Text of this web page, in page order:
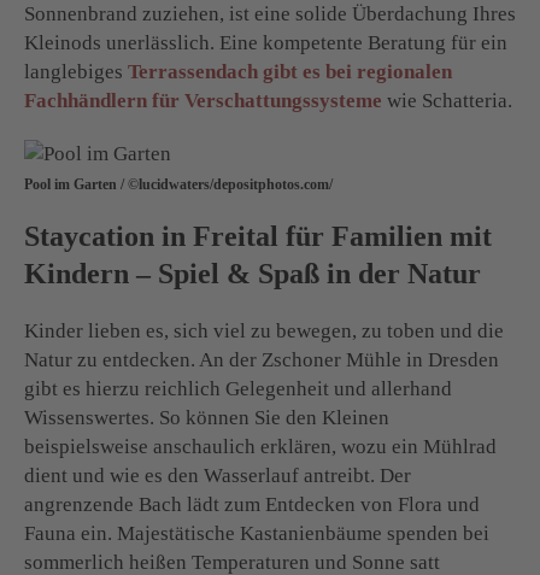
Sonnenbrand zuziehen, ist eine solide Überdachung Ihres
Kleinods unerlässlich. Eine kompetente Beratung für ein
langlebiges Terrassendach gibt es bei regionalen
Fachhändlern für Verschattungssysteme wie Schatteria.
Pool im Garten / ©lucidwaters/depositphotos.com/
Staycation in Freital für Familien mit
Kindern – Spiel & Spaß in der Natur
Kinder lieben es, sich viel zu bewegen, zu toben und die
Natur zu entdecken. An der Zschoner Mühle in Dresden
gibt es hierzu reichlich Gelegenheit und allerhand
Wissenswertes. So können Sie den Kleinen
beispielsweise anschaulich erklären, wozu ein Mühlrad
dient und wie es den Wasserlauf antreibt. Der
angrenzende Bach lädt zum Entdecken von Flora und
Fauna ein. Majestätische Kastanienbäume spenden bei
sommerlich heißen Temperaturen und Sonne satt